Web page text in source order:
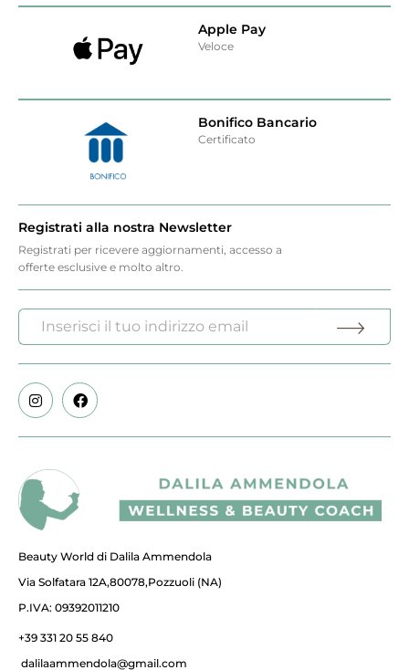
Apple Pay
Veloce
Bonifico Bancario
Certificato
Registrati alla nostra Newsletter
Registrati per ricevere aggiornamenti, accesso a
offerte esclusive e molto altro.
Beauty World di Dalila Ammendola
Via Solfatara 12A,80078,Pozzuoli (NA)
P.IVA: 09392011210
+39 331 20 55 840
dalilaammendola@gmail.com